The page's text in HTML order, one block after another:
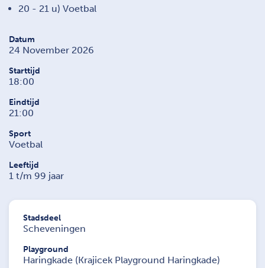
20 - 21 u) Voetbal
Datum
24 November 2026
Starttijd
18:00
Eindtijd
21:00
Sport
Voetbal
Leeftijd
1 t/m 99 jaar
Stadsdeel
Scheveningen
Playground
Haringkade (Krajicek Playground Haringkade)